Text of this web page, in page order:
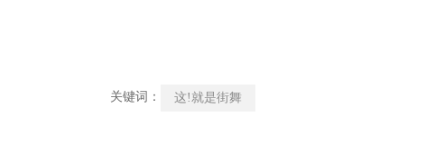
关键词： 这!就是街舞